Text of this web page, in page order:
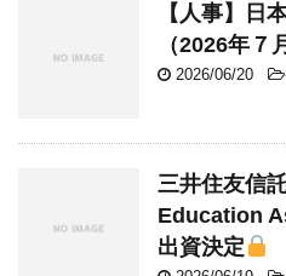
【人事】日
（2026年７
2026/06/20
三井住友信
Education
出資決定